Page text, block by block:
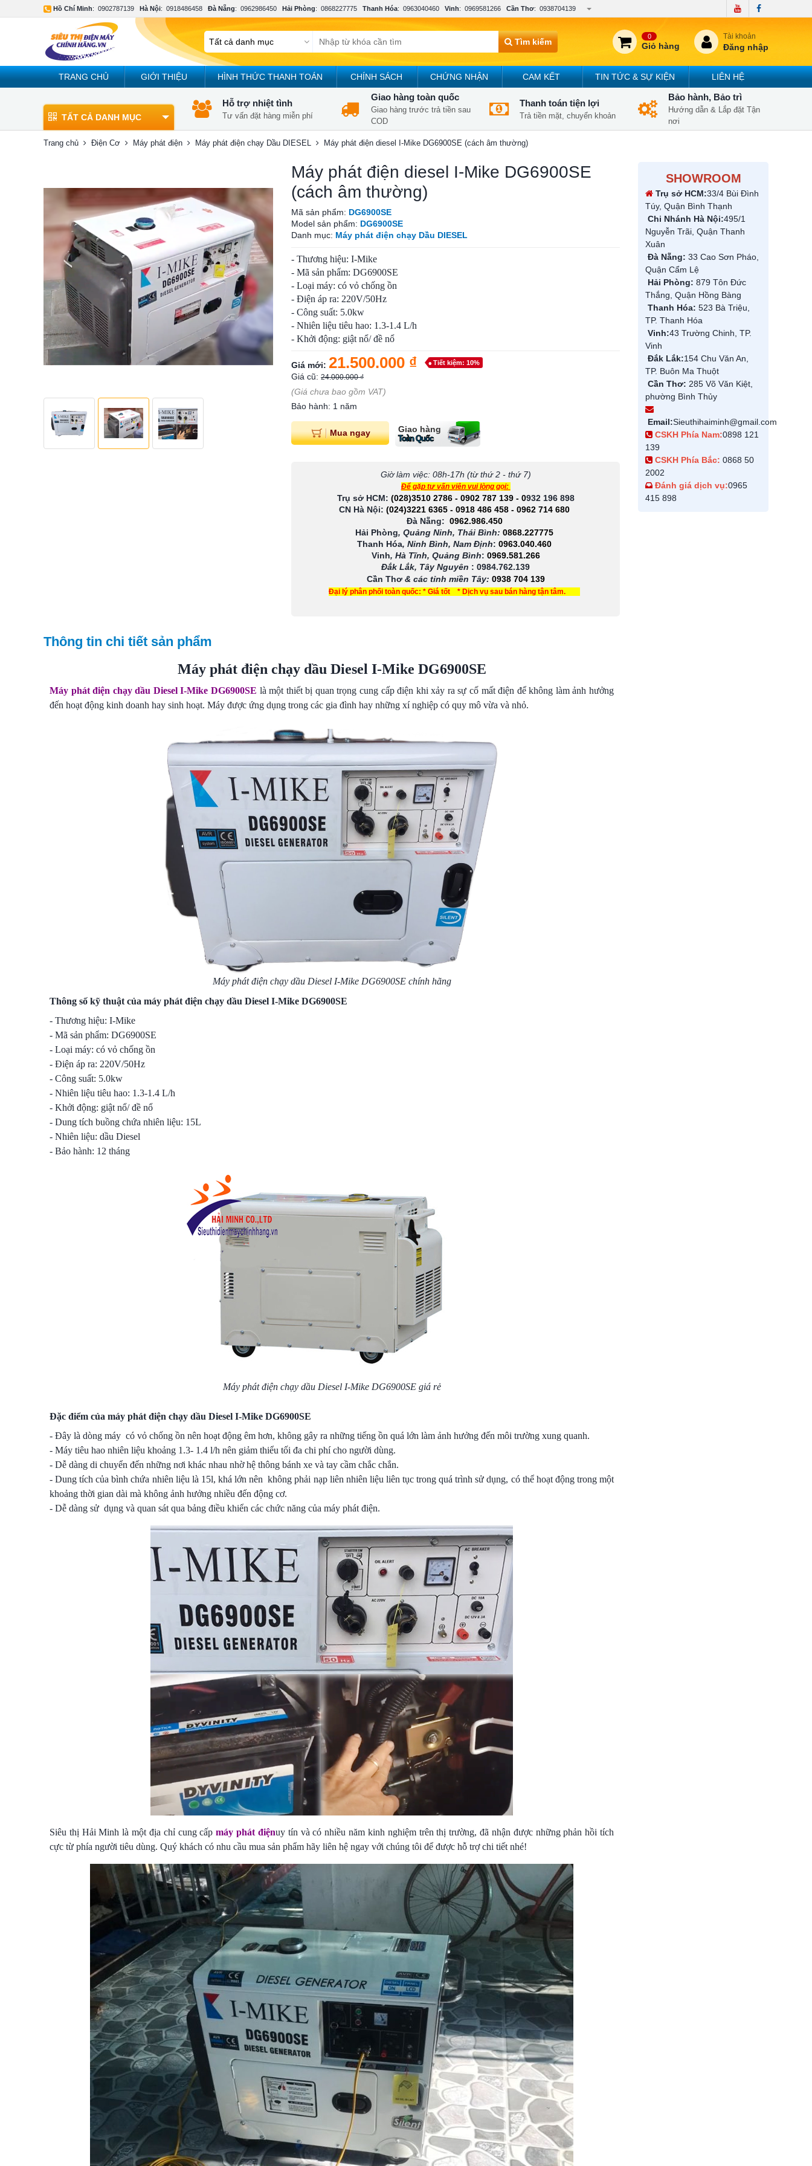
Hồ Chí Minh: 0902787139 Hà Nội: 0918486458 Đà Nẵng: 0962986450 Hải Phòng: 0868227775 Thanh Hóa: 0963040460 Vinh: 0969581266 Cần Thơ: 0938704139
Tìm kiếm
0
Giỏ hàng
Tài khoản
Đăng nhập
TRANG CHỦ GIỚI THIỆU HÌNH THỨC THANH TOÁN CHÍNH SÁCH CHỨNG NHẬN CAM KẾT TIN TỨC & SỰ KIỆN LIÊN HỆ
TẤT CẢ DANH MỤC
Hỗ trợ nhiệt tình
Tư vấn đặt hàng miễn phí
Giao hàng toàn quốc
Giao hàng trước trả tiền sau
COD
Thanh toán tiện lợi
Trả tiền mặt, chuyển khoản
Bảo hành, Bảo trì
Hướng dẫn & Lắp đặt Tận
nơi
Trang chủ Điện Cơ Máy phát điện Máy phát điện chạy Dầu DIESEL Máy phát điện diesel I-Mike DG6900SE (cách âm thường)
Máy phát điện diesel I-Mike DG6900SE
(cách âm thường)
Mã sản phẩm: DG6900SE
Model sản phẩm: DG6900SE
Danh mục: Máy phát điện chạy Dầu DIESEL
- Thương hiệu: I-Mike
- Mã sản phẩm: DG6900SE
- Loại máy: có vỏ chống ồn
- Điện áp ra: 220V/50Hz
- Công suất: 5.0kw
- Nhiên liệu tiêu hao: 1.3-1.4 L/h
- Khởi động: giật nổ/ đề nổ
Giá mới: 21.500.000 ₫ Tiết kiệm: 10%
Giá cũ: 24.000.000 ₫
(Giá chưa bao gồm VAT)
Bảo hành: 1 năm
Mua ngay Giao hàng
Toàn Quốc
Giờ làm việc: 08h-17h (từ thứ 2 - thứ 7)
Để gặp tư vấn viên vui lòng gọi:
Trụ sở HCM: (028)3510 2786 - 0902 787 139- 0932 196 898
CN Hà Nội: (024)3221 6365 - 0918 486 458 - 0962 714 680
Đà Nẵng: 0962.986.450
Hải Phòng, Quảng Ninh, Thái Bình: 0868.227775
Thanh Hóa, Ninh Bình, Nam Định: 0963.040.460
Vinh, Hà Tĩnh, Quảng Bình: 0969.581.266
Đắk Lắk, Tây Nguyên : 0984.762.139
Cần Thơ & các tỉnh miền Tây: 0938 704 139
Đại lý phân phối toàn quốc: * Giá tốt * Dịch vụ sau bán hàng tận tâm.
SHOWROOM
Trụ sở HCM:33/4 Bùi Đình
Túy, Quận Bình Thạnh
Chi Nhánh Hà Nội:495/1
Nguyễn Trãi, Quận Thanh
Xuân
Đà Nẵng: 33 Cao Sơn Pháo,
Quận Cẩm Lệ
Hải Phòng: 879 Tôn Đức
Thắng, Quận Hồng Bàng
Thanh Hóa: 523 Bà Triệu,
TP. Thanh Hóa
Vinh:43 Trường Chinh, TP.
Vinh
Đắk Lắk:154 Chu Văn An,
TP. Buôn Ma Thuột
Cần Thơ: 285 Võ Văn Kiệt,
phường Bình Thủy
Email:Sieuthihaiminh@gmail.com
CSKH Phía Nam:0898 121
139
CSKH Phía Bắc: 0868 50
2002
Đánh giá dịch vụ:0965
415 898
Thông tin chi tiết sản phẩm
Máy phát điện chạy dầu Diesel I-Mike DG6900SE
Máy phát điện chạy dầu Diesel I-Mike DG6900SE là một thiết bị quan trọng cung cấp điện khi xảy ra sự cố mất điện để không làm ảnh hưởng
đến hoạt động kinh doanh hay sinh hoạt. Máy được ứng dụng trong các gia đình hay những xí nghiệp có quy mô vừa và nhỏ.
Máy phát điện chạy dầu Diesel I-Mike DG6900SE chính hãng
Thông số kỹ thuật của máy phát điện chạy dầu Diesel I-Mike DG6900SE
- Thương hiệu: I-Mike
- Mã sản phẩm: DG6900SE
- Loại máy: có vỏ chống ồn
- Điện áp ra: 220V/50Hz
- Công suất: 5.0kw
- Nhiên liệu tiêu hao: 1.3-1.4 L/h
- Khởi động: giật nổ/ đề nổ
- Dung tích buồng chứa nhiên liệu: 15L
- Nhiên liệu: dầu Diesel
- Bảo hành: 12 tháng
Máy phát điện chạy dầu Diesel I-Mike DG6900SE giá rẻ
Đặc điểm của máy phát điện chạy dầu Diesel I-Mike DG6900SE
- Đây là dòng máy có vỏ chống ồn nên hoạt động êm hơn, không gây ra những tiếng ồn quá lớn làm ảnh hưởng đến môi trường xung quanh.
- Máy tiêu hao nhiên liệu khoảng 1.3- 1.4 l/h nên giảm thiểu tối đa chi phí cho người dùng.
- Dễ dàng di chuyển đến những nơi khác nhau nhờ hệ thông bánh xe và tay cầm chắc chắn.
- Dung tích của bình chứa nhiên liệu là 15l, khá lớn nên không phải nạp liên nhiên liệu liên tục trong quá trình sử dụng, có thể hoạt động trong một
khoảng thời gian dài mà không ảnh hưởng nhiều đến động cơ.
- Dễ dàng sử dụng và quan sát qua bảng điều khiển các chức năng của máy phát điện.
Siêu thị Hải Minh là một địa chỉ cung cấpmáy phát điệnuy tín và có nhiều năm kinh nghiệm trên thị trường, đã nhận được những phản hồi tích
cực từ phía người tiêu dùng. Quý khách có nhu cầu mua sản phẩm hãy liên hệ ngay với chúng tôi để được hỗ trợ chi tiết nhé!